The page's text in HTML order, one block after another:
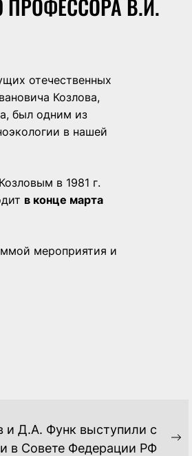
В.И.
отечественных
Козлова,
был одним из
в нашей
в 1981 г.
в конце марта
мероприятия и
и Д.А. Функ выступили с
в Совете Федерации РФ